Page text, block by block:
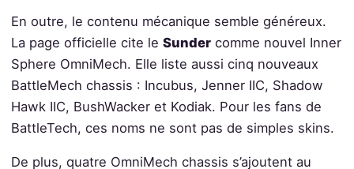
En outre, le contenu mécanique semble généreux.
La page officielle cite le Sundercomme nouvel Inner
Sphere OmniMech. Elle liste aussi cinq nouveaux
BattleMech chassis : Incubus, Jenner IIC, Shadow
Hawk IIC, BushWacker et Kodiak. Pour les fans de
BattleTech, ces noms ne sont pas de simples skins.
De plus, quatre OmniMech chassis s’ajoutent au